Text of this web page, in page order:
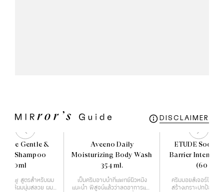
DISCLAIMER
Gentle &
Shampoo
300ml
แชมพู สูตรสำหรับผม
วยให้ผมนุ่มสลวย ผม
Aveeno Daily
Moisturizing Body Wash
354 ml.
เป็นครีมอาบน้ำที่แพทย์ผิวหนัง
แนะนำ พิสูจน์แล้วว่าลดอาการแห้ง
ETUDE Soon
Barrier
(60 ml)
ครีมมอยส์เจอร์ไรเซอ
สร้างเกราะปกป้องผิว